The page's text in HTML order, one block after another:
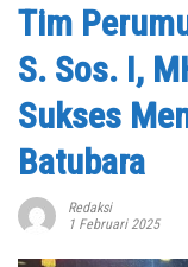
Tim
S. Sos. I,
Sukses
Batubara
Redaksi
1 Februari 2025